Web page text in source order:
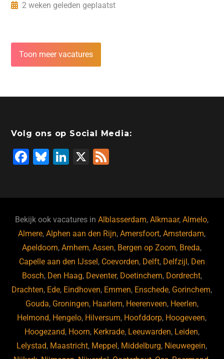
2 weken geleden geplaatst
Toon meer vacatures
Volg ons op Social Media:
F
b
o
o
k
Bl
ky
Li
dI
n
X
Bekijk ook vacatures inAlblasserdam,Alkmaar,Almelo,
Almere,Alphen aan den Rijn,Amersfoort,Amsterdam,
Apeldoorn,Arnhem,Assen, Bergen op Zoom, Breda,
Capelle aan den IJssel , Coevorden, Delft, Delfzijl , Den
Bosch, Den Haag, Deventer, Doetinchem, Dordrecht,
Drachten, Ede, Eindhoven, Emmen, Enschede, Gorinchem,
Gouda, Groningen, Haarlem, Heerenveen, Heerlen,
Helmond, Hengelo, Hilversum, Hoofddorp, Hoogeveen,
Hoogezand, Hoorn, Kerkrade, Leeuwarden, Leiden,
Lelystad, Maastricht, Meppel , Middelburg, Nieuwegein,